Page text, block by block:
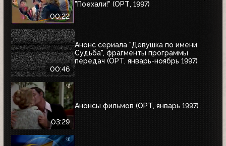
00:22
"Поехали!" (ОРТ, 1997)
00:46
Анонс сериала "Девушка по имени
Судьба", фрагменты программы
передач (ОРТ, январь-ноябрь 1997)
03:29
Анонсы фильмов (ОРТ, январь 1997)